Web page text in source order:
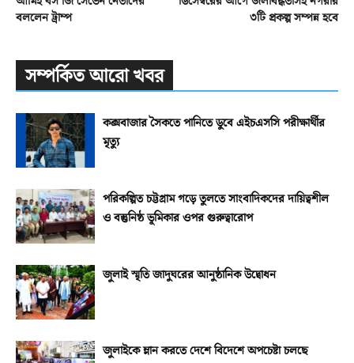
বললেন ট্রাম্প
৩টি প্রকল্প সম্পন্ন হবে
সম্পর্কিত আরো খবর
কক্সবাজার সৈকতে পানিতে ডুবে এইচএসসি পরীক্ষার্থীর
মৃত্যু
পরিকল্পিত চট্টগ্রাম গড়ে তুলতে সাংবাদিকদের দায়িত্বশীল
ও বস্তুনিষ্ঠ ভূমিকার ওপর গুরুত্বারোপ
জুলাই স্মৃতি জাদুঘরের আনুষ্ঠানিক উদ্বোধন
জুলাইকে ম্লান করতে দেশে বিদেশে অপচেষ্টা চলছে